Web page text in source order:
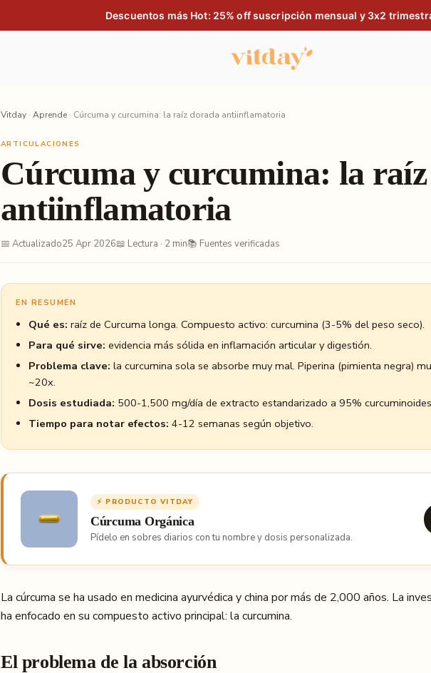
Descuentos más Hot: 25% off suscripción mensual y 3x2
Vitday · Aprende · Cúrcuma y curcumina: la raíz dorada antiinflamatoria
ARTICULACIONES
Cúrcuma y curcumina: la
antiinflamatoria
📅 Actualizado25 Apr 2026📖 Lectura · 2 min📚 Fuentes verificadas
EN RESUMEN
Qué es: raíz de Curcuma longa. Compuesto activo: curcumina (3-5% del peso seco).
Para qué sirve: evidencia más sólida en inflamación articular y digestión.
Problema clave: la curcumina sola se absorbe muy mal. Piperina (pimienta negra)
~20x.
Dosis estudiada: 500-1,500 mg/día de extracto estandarizado a 95%
Tiempo para notar efectos: 4-12 semanas según objetivo.
⚡ PRODUCTO VITDAY
Cúrcuma Orgánica
Pídelo en sobres diarios con tu nombre y dosis personalizada.
La cúrcuma se ha usado en medicina ayurvédica y china por más de 2,000 años. La
ha enfocado en su compuesto activo principal: la curcumina.
El problema de la absorción